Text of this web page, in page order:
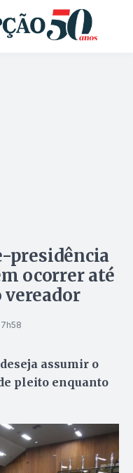
presidência
ocorrer até
vereador
assumir o
pleito enquanto